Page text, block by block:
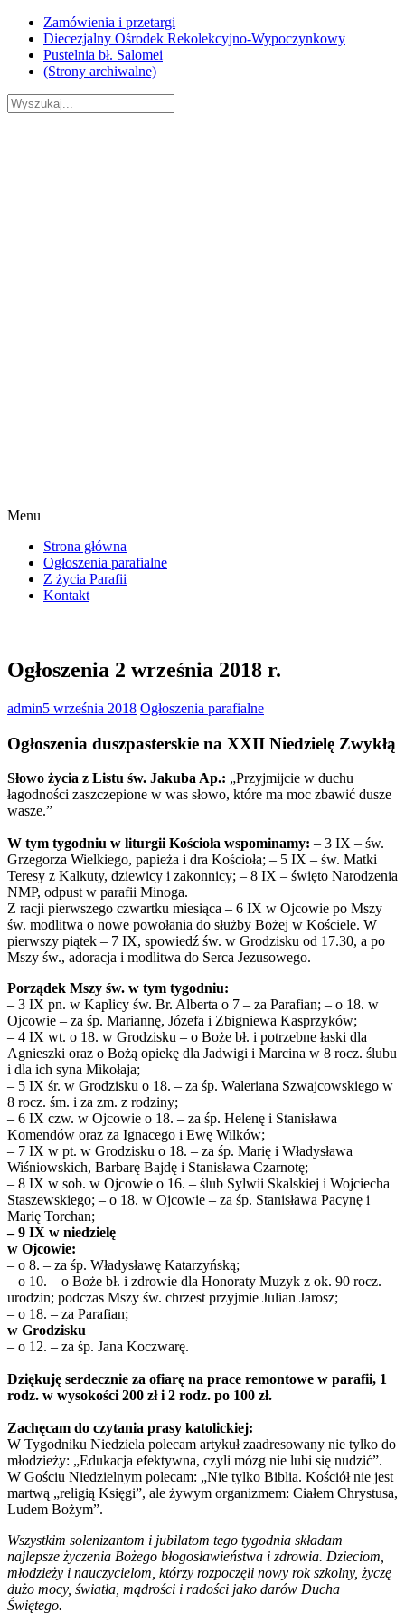
Skip
content
Zamówienia i przetargi
Diecezjalny Ośrodek Rekolekcyjno-Wypoczynkowy
Pustelnia bł. Salomei
(Strony archiwalne)
Menu
Strona główna
Ogłoszenia parafialne
Z życia Parafii
Kontakt
Ogłoszenia 2 września 2018 r.
admin5 września 2018 Ogłoszenia parafialne
Ogłoszenia duszpasterskie na XXII Niedzielę Zwykłą
Słowo życia z Listu św. Jakuba Ap.: „Przyjmijcie w duchu
łagodności zaszczepione w was słowo, które ma moc zbawić dusze
wasze.”
W tym tygodniu w liturgii Kościoła wspominamy: – 3 IX – św.
Grzegorza Wielkiego, papieża i dra Kościoła; – 5 IX – św. Matki
Teresy z Kalkuty, dziewicy i zakonnicy; – 8 IX – święto Narodzenia
NMP, odpust w parafii Minoga.
Z racji pierwszego czwartku miesiąca – 6 IX w Ojcowie po Mszy
św. modlitwa o nowe powołania do służby Bożej w Kościele. W
pierwszy piątek – 7 IX, spowiedź św. w Grodzisku od 17.30, a po
Mszy św., adoracja i modlitwa do Serca Jezusowego.
Porządek Mszy św. w tym tygodniu:
– 3 IX pn. w Kaplicy św. Br. Alberta o 7 – za Parafian; – o 18. w
Ojcowie – za śp. Mariannę, Józefa i Zbigniewa Kasprzyków;
– 4 IX wt. o 18. w Grodzisku – o Boże bł. i potrzebne łaski dla
Agnieszki oraz o Bożą opiekę dla Jadwigi i Marcina w 8 rocz. ślubu
i dla ich syna Mikołaja;
– 5 IX śr. w Grodzisku o 18. – za śp. Waleriana Szwajcowskiego w
8 rocz. śm. i za zm. z rodziny;
– 6 IX czw. w Ojcowie o 18. – za śp. Helenę i Stanisława
Komendów oraz za Ignacego i Ewę Wilków;
– 7 IX w pt. w Grodzisku o 18. – za śp. Marię i Władysława
Wiśniowskich, Barbarę Bajdę i Stanisława Czarnotę;
– 8 IX w sob. w Ojcowie o 16. – ślub Sylwii Skalskiej i Wojciecha
Staszewskiego; – o 18. w Ojcowie – za śp. Stanisława Pacynę i
Marię Torchan;
– 9 IX w niedzielę
w Ojcowie:
– o 8. – za śp. Władysławę Katarzyńską;
– o 10. – o Boże bł. i zdrowie dla Honoraty Muzyk z ok. 90 rocz.
urodzin; podczas Mszy św. chrzest przyjmie Julian Jarosz;
– o 18. – za Parafian;
w Grodzisku
– o 12. – za śp. Jana Koczwarę.
Dziękuję serdecznie za ofiarę na prace remontowe w parafii, 1
rodz. w wysokości 200 zł i 2 rodz. po 100 zł.
Zachęcam do czytania prasy katolickiej:
W Tygodniku Niedziela polecam artykuł zaadresowany nie tylko do
młodzieży: „Edukacja efektywna, czyli mózg nie lubi się nudzić”.
W Gościu Niedzielnym polecam: „Nie tylko Biblia. Kościół nie jest
martwą „religią Księgi”, ale żywym organizmem: Ciałem Chrystusa,
Ludem Bożym”.
Wszystkim solenizantom i jubilatom tego tygodnia składam
najlepsze życzenia Bożego błogosławieństwa i zdrowia. Dzieciom,
młodzieży i nauczycielom, którzy rozpoczęli nowy rok szkolny, życzę
dużo mocy, światła, mądrości i radości jako darów Ducha
Świętego.